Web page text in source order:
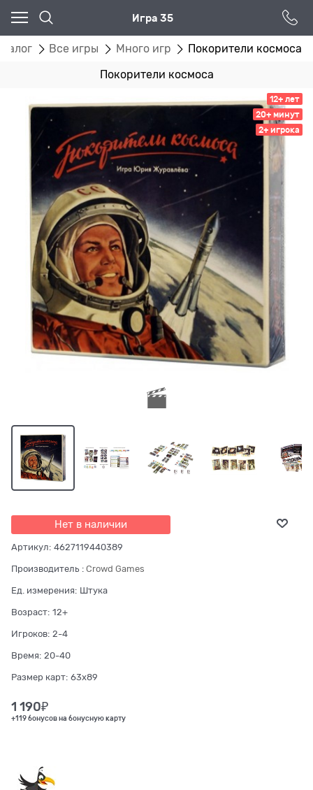
Игра 35
Все игры Много игр Покорители космоса
Покорители космоса
12+ лет
20+ минут
2+ игрока
Нет в наличии
Артикул: 4627119440389
Производитель : Crowd Games
Ед. измерения: Штука
Возраст: 12+
Игроков: 2-4
Время: 20-40
Размер карт: 63x89
1 190₽
+119 бонусов на бонусную карту